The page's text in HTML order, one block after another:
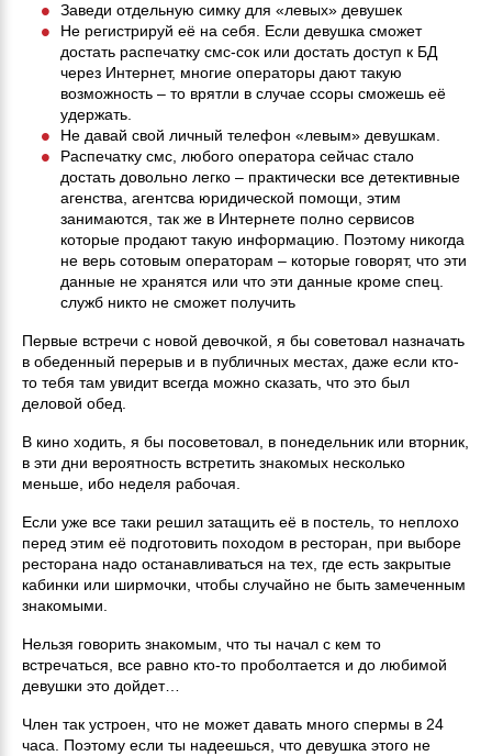
Заведи отдельную симку для «левых» девушек
Не регистрируй её на себя. Если девушка сможет
достать распечатку смс-сок или достать доступ к БД
через Интернет, многие операторы дают такую
возможность – то врятли в случае ссоры сможешь её
удержать.
Не давай свой личный телефон «левым» девушкам.
Распечатку смс, любого оператора сейчас стало
достать довольно легко – практически все детективные
агенства, агентсва юридической помощи, этим
занимаются, так же в Интернете полно сервисов
которые продают такую информацию. Поэтому никогда
не верь сотовым операторам – которые говорят, что эти
данные не хранятся или что эти данные кроме спец.
служб никто не сможет получить
Первые встречи с новой девочкой, я бы советовал назначать
в обеденный перерыв и в публичных местах, даже если кто-
то тебя там увидит всегда можно сказать, что это был
деловой обед.
В кино ходить, я бы посоветовал, в понедельник или вторник,
в эти дни вероятность встретить знакомых несколько
меньше, ибо неделя рабочая.
Если уже все таки решил затащить её в постель, то неплохо
перед этим её подготовить походом в ресторан, при выборе
ресторана надо останавливаться на тех, где есть закрытые
кабинки или ширмочки, чтобы случайно не быть замеченным
знакомыми.
Нельзя говорить знакомым, что ты начал с кем то
встречаться, все равно кто-то проболтается и до любимой
девушки это дойдет…
Член так устроен, что не может давать много спермы в 24
часа. Поэтому если ты надеешься, что девушка этого не